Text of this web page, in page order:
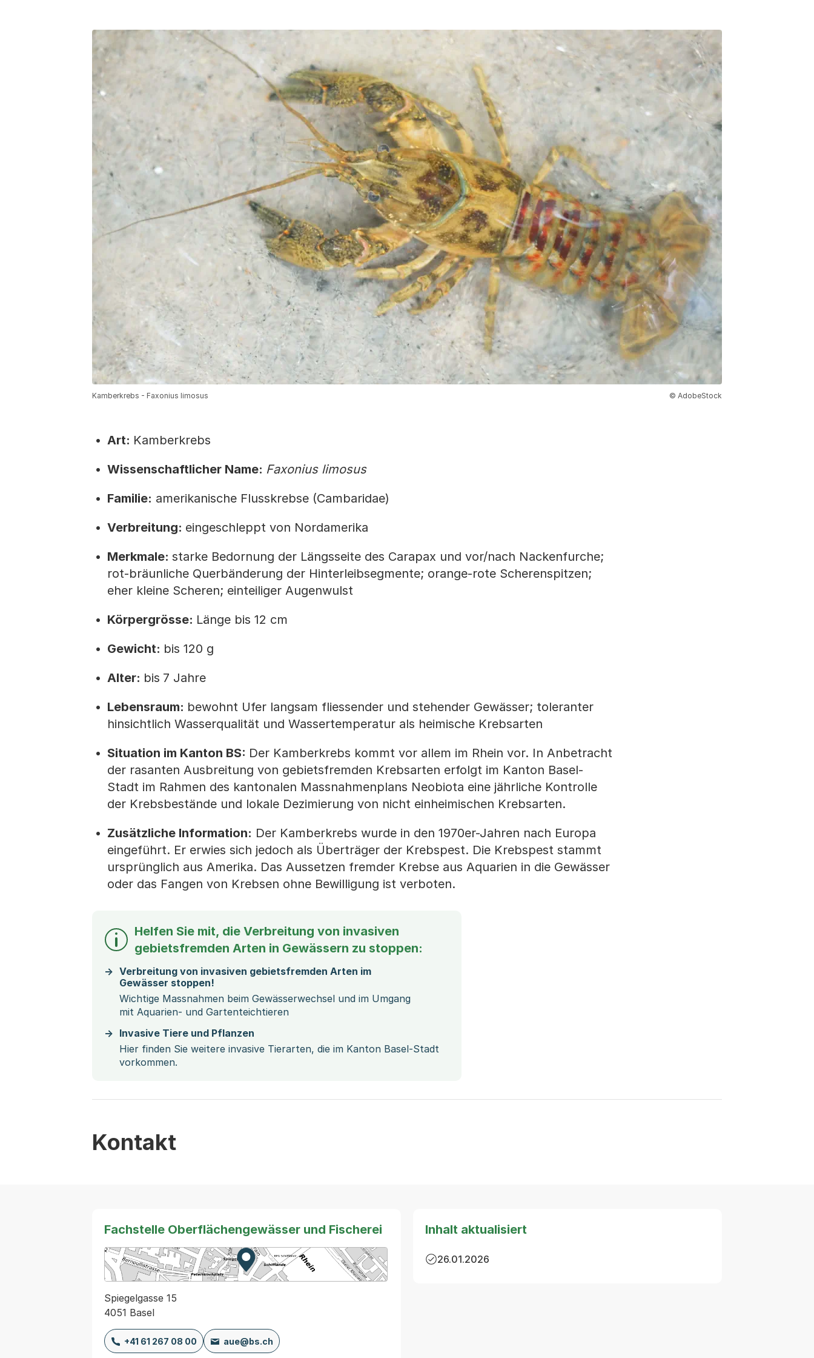
Kamberkrebs - Faxonius limosus © AdobeStock
Art: Kamberkrebs
Wissenschaftlicher Name: Faxonius limosus
Familie: amerikanische Flusskrebse (Cambaridae)
Verbreitung: eingeschleppt von Nordamerika
Merkmale: starke Bedornung der Längsseite des Carapax und vor/nach Nackenfurche;
rot-bräunliche Querbänderung der Hinterleibsegmente; orange-rote Scherenspitzen;
eher kleine Scheren; einteiliger Augenwulst
Körpergrösse: Länge bis 12 cm
Gewicht: bis 120 g
Alter: bis 7 Jahre
Lebensraum: bewohnt Ufer langsam fliessender und stehender Gewässer; toleranter
hinsichtlich Wasserqualität und Wassertemperatur als heimische Krebsarten
Situation im Kanton BS: Der Kamberkrebs kommt vor allem im Rhein vor. In Anbetracht
der rasanten Ausbreitung von gebietsfremden Krebsarten erfolgt im Kanton Basel-
Stadt im Rahmen des kantonalen Massnahmenplans Neobiota eine jährliche Kontrolle
der Krebsbestände und lokale Dezimierung von nicht einheimischen Krebsarten.
Zusätzliche Information: Der Kamberkrebs wurde in den 1970er-Jahren nach Europa
eingeführt. Er erwies sich jedoch als Überträger der Krebspest. Die Krebspest stammt
ursprünglich aus Amerika. Das Aussetzen fremder Krebse aus Aquarien in die Gewässer
oder das Fangen von Krebsen ohne Bewilligung ist verboten.
Helfen Sie mit, die Verbreitung von invasiven
gebietsfremden Arten in Gewässern zu stoppen:
Verbreitung von invasiven gebietsfremden Arten im
Gewässer stoppen!
Wichtige Massnahmen beim Gewässerwechsel und im Umgang
mit Aquarien- und Gartenteichtieren
Invasive Tiere und Pflanzen
Hier finden Sie weitere invasive Tierarten, die im Kanton Basel-Stadt
vorkommen.
Kontakt
Fachstelle Oberflächengewässer und Fischerei
Zur Karte von MapBS.
Externer Link, wird in einem neuen Tab oder Fenster geöffnet
Spiegelgasse 15
4051 Basel
+41 61 267 08 00 aue@bs.ch
Inhalt aktualisiert
26.01.2026